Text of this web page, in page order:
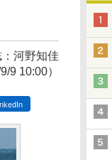
河野知佳
9 10:00）